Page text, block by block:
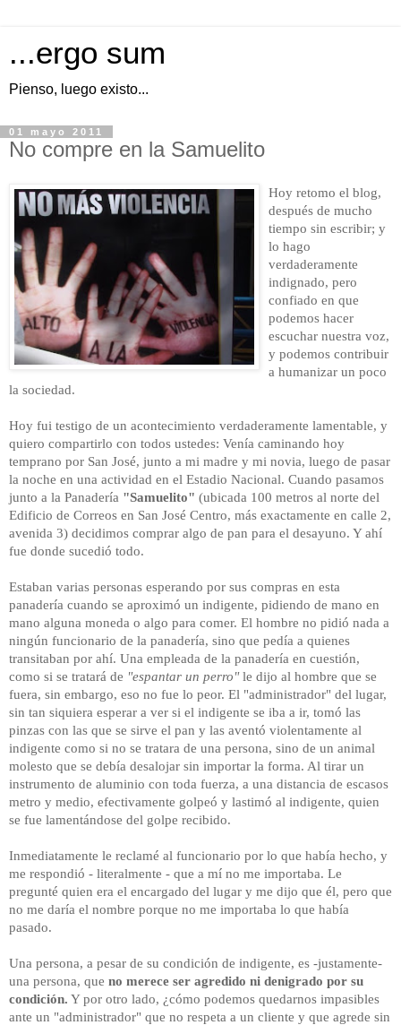
...ergo sum
Pienso, luego existo...
01 mayo 2011
No compre en la Samuelito
Hoy retomo el blog,
después de mucho
tiempo sin escribir; y
lo hago
verdaderamente
indignado, pero
confiado en que
podemos hacer
escuchar nuestra voz,
y podemos contribuir
a humanizar un poco
la sociedad.
Hoy fui testigo de un acontecimiento verdaderamente lamentable, y
quiero compartirlo con todos ustedes: Venía caminando hoy
temprano por San José, junto a mi madre y mi novia, luego de pasar
la noche en una actividad en el Estadio Nacional. Cuando pasamos
junto a la Panadería "Samuelito" (ubicada 100 metros al norte del
Edificio de Correos en San José Centro, más exactamente en calle 2,
avenida 3) decidimos comprar algo de pan para el desayuno. Y ahí
fue donde sucedió todo.
Estaban varias personas esperando por sus compras en esta
panadería cuando se aproximó un indigente, pidiendo de mano en
mano alguna moneda o algo para comer. El hombre no pidió nada a
ningún funcionario de la panadería, sino que pedía a quienes
transitaban por ahí. Una empleada de la panadería en cuestión,
como si se tratará de "espantar un perro"le dijo al hombre que se
fuera, sin embargo, eso no fue lo peor. El "administrador" del lugar,
sin tan siquiera esperar a ver si el indigente se iba a ir, tomó las
pinzas con las que se sirve el pan y las aventó violentamente al
indigente como si no se tratara de una persona, sino de un animal
molesto que se debía desalojar sin importar la forma. Al tirar un
instrumento de aluminio con toda fuerza, a una distancia de escasos
metro y medio, efectivamente golpeó y lastimó al indigente, quien
se fue lamentándose del golpe recibido.
Inmediatamente le reclamé al funcionario por lo que había hecho, y
me respondió - literalmente - que a mí no me importaba. Le
pregunté quien era el encargado del lugar y me dijo que él, pero que
no me daría el nombre porque no me importaba lo que había
pasado.
Una persona, a pesar de su condición de indigente, es -justamente-
una persona, que no merece ser agredido ni denigrado por su
condición. Y por otro lado, ¿cómo podemos quedarnos impasibles
ante un "administrador" que no respeta a un cliente y que agrede sin